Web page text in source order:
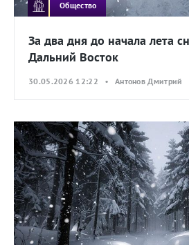
Общество
За два дня до начала лета
Дальний Восток
30.05.2026 12:22 • Антонов Дмитрий